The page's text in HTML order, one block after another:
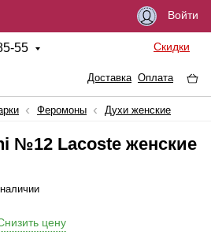
Войти
55 Скидки
Доставка Оплата
Феромоны Духи женские
№12 Lacoste женские
цену